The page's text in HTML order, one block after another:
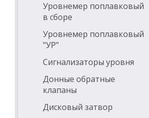
Уровнемер поплавковый
в сборе
Уровнемер поплавковый
"УР"
Сигнализаторы уровня
Донные обратные
клапаны
Дисковый затвор